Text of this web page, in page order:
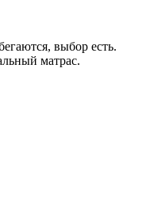
выбор есть.
матрас.